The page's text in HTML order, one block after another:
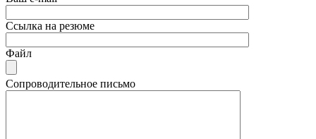
Ссылка на резюме
Файл
Сопроводительное письмо